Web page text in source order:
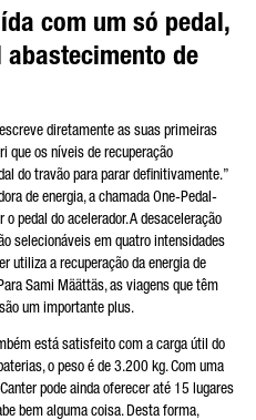
com um só pedal,
de
diretamente as suas primeiras
que os níveis de recuperação
do travão para parar definitivamente.”
de energia, a chamada One-Pedal-
pedal do acelerador. A desaceleração
selecionáveis em quatro intensidades
utiliza a recuperação da energia de
Sami Määttäs, as viagens que têm
um importante plus.
está satisfeito com a carga útil do
o peso é de 3.200 kg. Com uma
pode ainda oferecer até 15 lugares
bem alguma coisa. Desta forma,